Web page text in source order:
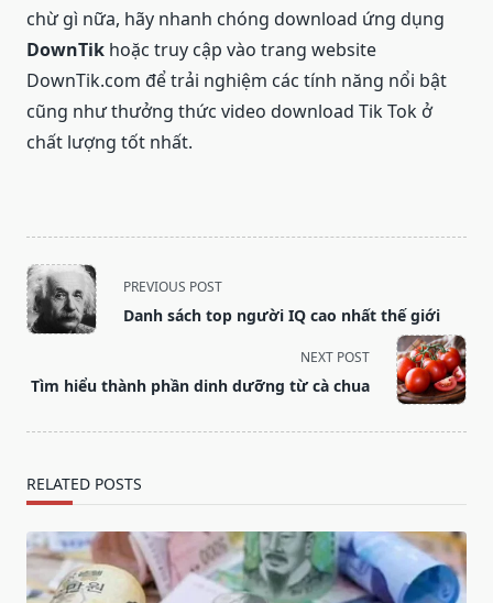
chừ gì nữa, hãy nhanh chóng download ứng dụng
DownTik hoặc truy cập vào trang website
DownTik.com để trải nghiệm các tính năng nổi bật
cũng như thưởng thức video download Tik Tok ở
chất lượng tốt nhất.
<span
class="nav-
subtitle
reader-
PREVIOUS POST
Danh sách top người IQ cao nhất thế giới
NEXT POST
Tìm hiểu thành phần dinh dưỡng từ cà chua
RELATED POSTS